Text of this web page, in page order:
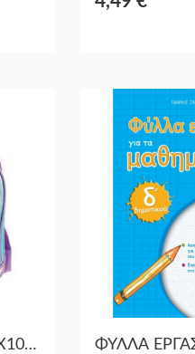
ΤΣΑΝΤΑ ΠΛΑΤΗΣ 27Χ10Χ31 PEPPA PP42